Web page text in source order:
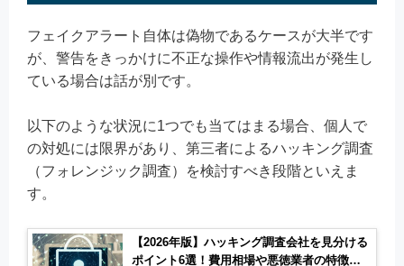
フェイクアラート自体は偽物であるケースが大半です
が、警告をきっかけに不正な操作や情報流出が発生し
ている場合は話が別です。
以下のような状況に1つでも当てはまる場合、個人で
の対処には限界があり、第三者によるハッキング調査
（フォレンジック調査）を検討すべき段階といえま
す。
【2026年版】ハッキング調査会社を見分ける
ポイント6選！費用相場や悪徳業者の特徴も